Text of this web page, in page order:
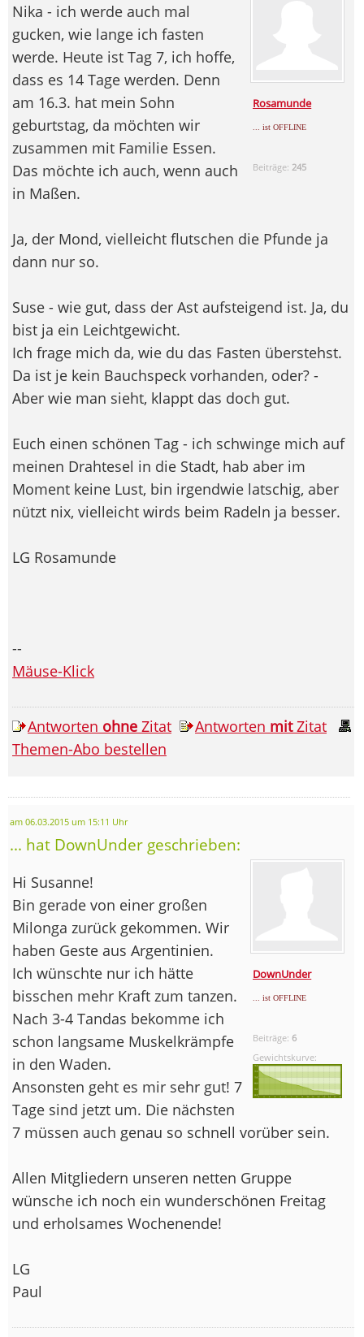
Rosamunde
... ist OFFLINE
Beiträge: 245
Nika - ich werde auch mal
gucken, wie lange ich fasten
werde. Heute ist Tag 7, ich hoffe,
dass es 14 Tage werden. Denn
am 16.3. hat mein Sohn
geburtstag, da möchten wir
zusammen mit Familie Essen.
Das möchte ich auch, wenn auch
in Maßen.
Ja, der Mond, vielleicht flutschen die Pfunde ja
dann nur so.
Suse - wie gut, dass der Ast aufsteigend ist. Ja, du
bist ja ein Leichtgewicht.
Ich frage mich da, wie du das Fasten überstehst.
Da ist je kein Bauchspeck vorhanden, oder? -
Aber wie man sieht, klappt das doch gut.
Euch einen schönen Tag - ich schwinge mich auf
meinen Drahtesel in die Stadt, hab aber im
Moment keine Lust, bin irgendwie latschig, aber
nützt nix, vielleicht wirds beim Radeln ja besser.
LG Rosamunde
--
Mäuse-Klick
Antworten ohne Zitat Antworten mitZitat
Themen-Abo bestellen
am 06.03.2015 um 15:11 Uhr
... hat DownUnder geschrieben:
DownUnder
... ist OFFLINE
Beiträge:6
Gewichtskurve:
Hi Susanne!
Bin gerade von einer großen
Milonga zurück gekommen. Wir
haben Geste aus Argentinien.
Ich wünschte nur ich hätte
bisschen mehr Kraft zum tanzen.
Nach 3-4 Tandas bekomme ich
schon langsame Muskelkrämpfe
in den Waden.
Ansonsten geht es mir sehr gut! 7
Tage sind jetzt um. Die nächsten
7 müssen auch genau so schnell vorüber sein.
Allen Mitgliedern unseren netten Gruppe
wünsche ich noch ein wunderschönen Freitag
und erholsames Wochenende!
LG
Paul